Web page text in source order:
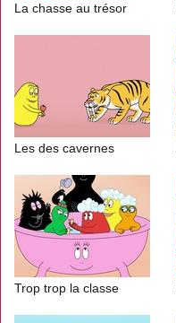
La chasse au trésor
Les des cavernes
Trop trop la classe